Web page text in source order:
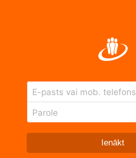
E-pasts vai mob. telefons
Parole
Ienākt